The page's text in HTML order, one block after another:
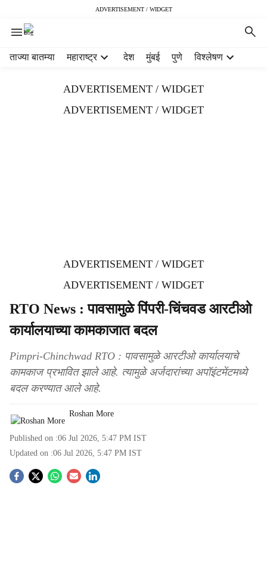
ADVERTISEMENT / WIDGET
ताज्या बातम्या महाराष्ट्र देश मुंबई पुणे विश्लेषण
ADVERTISEMENT / WIDGET
ADVERTISEMENT / WIDGET
ADVERTISEMENT / WIDGET
ADVERTISEMENT / WIDGET
RTO News : पावसामुळे पिंपरी-चिंचवड आरटीओ
कार्यालयाच्या कामकाजात बदल
Pimpri-Chinchwad RTO : पावसामुळे आरटीओ कार्यालयाचे
कामकाज प्रभावित झाले आहे. त्यामुळे अर्जदारांच्या अपॉइंटमेंटमध्ये
बदल करण्यात आले आहे.
Roshan More
Published on :06 Jul 2026, 5:47 PM IST
Updated on :06 Jul 2026, 5:47 PM IST
S